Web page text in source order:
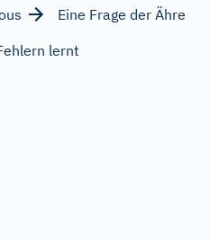
Eine Frage der Ähre
lernt